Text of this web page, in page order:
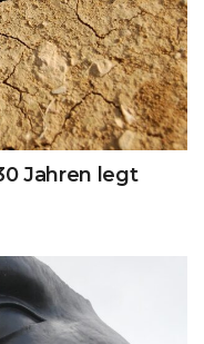
Jahren legt